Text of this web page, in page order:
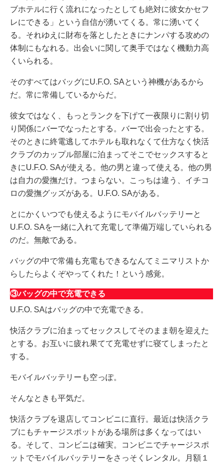
ブホテルに行く流れになったとしても絶対に彼女かセフ
レにできる」という自信が湧いてくる。常に湧いてく
る。それゆえに財布を落としたときにナンパする攻めの
体制にもなれる。出会いに関して奥手ではなく機動力高
くいられる。
そのすべてはバッグにU.F.O. SAという神機があるから
だ。常に常備しているからだ。
彼女ではなく、もっとランクを下げて一夜限りに割り切
り関係にバーでなったとする。バーで出会ったとする。
そのときに終電逃してホテルも取れなくて仕方なく快活
クラブのカップル部屋に泊まってそこでセックスすると
きにU.F.O. SAが使える。他の男と違って使える。他の男
は自力の愛撫だけ。つまらない。こっちは違う、イチコ
ロの愛撫グッズがある。U.F.O. SAがある。
とにかくいつでも使えるようにモバイルバッテリーと
U.F.O. SAを一緒に入れて充電して準備万端していられる
のだ。無敵である。
バッグの中で常備も充電もできるなんてミニマリストか
らしたらよくぞやってくれた！という感覚。
③バッグの中で充電できる
U.F.O. SAはバッグの中で充電できる。
快活クラブに泊まってセックスしてそのまま朝を迎えた
とする。お互いに疲れ果てて充電せずに寝てしまったと
する。
モバイルバッテリーも空っぽ。
そんなときも平気だ。
快活クラブを退店してコンビニに直行。最近は快活クラ
ブにもチャージスポットがある場所は多くなってはい
る。そして、コンビニは確実。コンビニでチャージスポ
ットでモバイルバッテリーをさっそくレンタル。月額１